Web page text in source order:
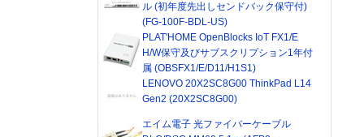
ル (初年度先出しセンドバック保守付)
(FG-100F-BDL-US)
PLAT'HOME OpenBlocks IoT FX1/E
H/W保守及びサブスクリプション1年付
属 (OBSFX1/E/D11/H1S1)
LENOVO 20X2SC8G00 ThinkPad L14
Gen2 (20X2SC8G00)
エイム電子 光ファイバーケーブル